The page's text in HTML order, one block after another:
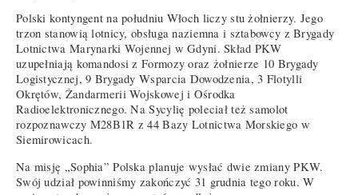
Polski kontyngent na południu Włoch liczy stu żołnierzy. Jego
trzon stanowią lotnicy, obsługa naziemna i sztabowcy z Brygady
Lotnictwa Marynarki Wojennej w Gdyni. Skład PKW
uzupełniają komandosi z Formozy oraz żołnierze 10 Brygady
Logistycznej, 9 Brygady Wsparcia Dowodzenia, 3 Flotylli
Okrętów, Żandarmerii Wojskowej i Ośrodka
Radioelektronicznego. Na Sycylię poleciał też samolot
rozpoznawczy M28B1R z 44 Bazy Lotnictwa Morskiego w
Siemirowicach.
Na misję „Sophia” Polska planuje wysłać dwie zmiany PKW.
Swój udział powinniśmy zakończyć 31 grudnia tego roku. W